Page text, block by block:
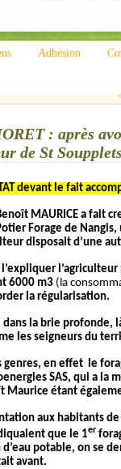
Adhésion
: après
de St
devant le fait
MAURICE a
Forage de
disposait d’une
6000 m3 (la
la régularisation.
dans la brie
les seigneurs du
genres, en effet le
SAS, qui a la
Maurice étant
aux habitants
que le 1er
d’eau potable, on se
avant.